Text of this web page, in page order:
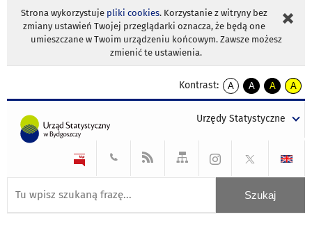
Strona wykorzystuje pliki cookies. Korzystanie z witryny bez
zmiany ustawień Twojej przeglądarki oznacza, że będą one
umieszczane w Twoim urządzeniu końcowym. Zawsze możesz
zmienić te ustawienia.
Kontrast:
A
kontrast
A
kontrast
tekst
czarnym
A
kontrast
tekst
czarnym
A
tekst
żółtym
Urzędy Statystyczne